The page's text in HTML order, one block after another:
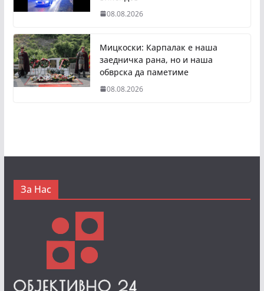
08.08.2026
Мицкоски: Карпалак е наша
заедничка рана, но и наша
обврска да паметиме
08.08.2026
За Нас